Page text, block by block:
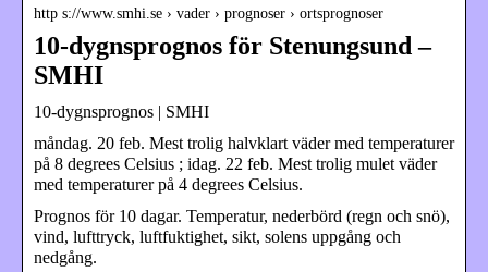
http s://www.smhi.se › vader › prognoser › ortsprognoser
10-dygnsprognos för Stenungsund –
SMHI
10-dygnsprognos | SMHI
måndag. 20 feb. Mest trolig halvklart väder med temperaturer
på 8 degrees Celsius ; idag. 22 feb. Mest trolig mulet väder
med temperaturer på 4 degrees Celsius.
Prognos för 10 dagar. Temperatur, nederbörd (regn och snö),
vind, lufttryck, luftfuktighet, sikt, solens uppgång och
nedgång.